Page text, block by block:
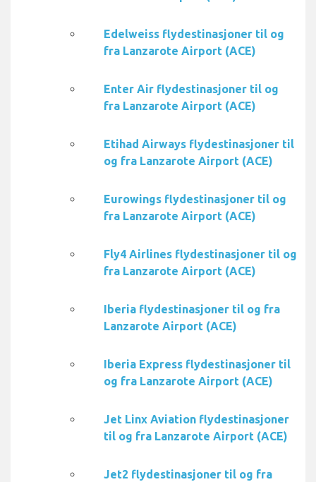
Edelweiss flydestinasjoner til og
fra Lanzarote Airport (ACE)
Enter Air flydestinasjoner til og
fra Lanzarote Airport (ACE)
Etihad Airways flydestinasjoner til
og fra Lanzarote Airport (ACE)
Eurowings flydestinasjoner til og
fra Lanzarote Airport (ACE)
Fly4 Airlines flydestinasjoner til og
fra Lanzarote Airport (ACE)
Iberia flydestinasjoner til og fra
Lanzarote Airport (ACE)
Iberia Express flydestinasjoner til
og fra Lanzarote Airport (ACE)
Jet Linx Aviation flydestinasjoner
til og fra Lanzarote Airport (ACE)
Jet2 flydestinasjoner til og fra